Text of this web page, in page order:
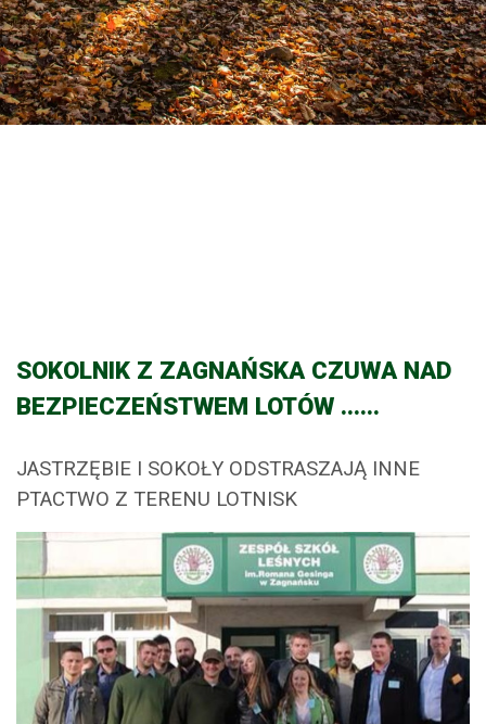
SOKOLNIK Z ZAGNAŃSKA CZUWA NAD
BEZPIECZEŃSTWEM LOTÓW ......
JASTRZĘBIE I SOKOŁY ODSTRASZAJĄ INNE
PTACTWO Z TERENU LOTNISK